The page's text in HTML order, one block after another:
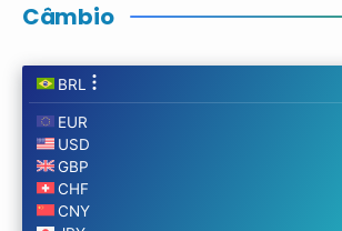
Câmbio